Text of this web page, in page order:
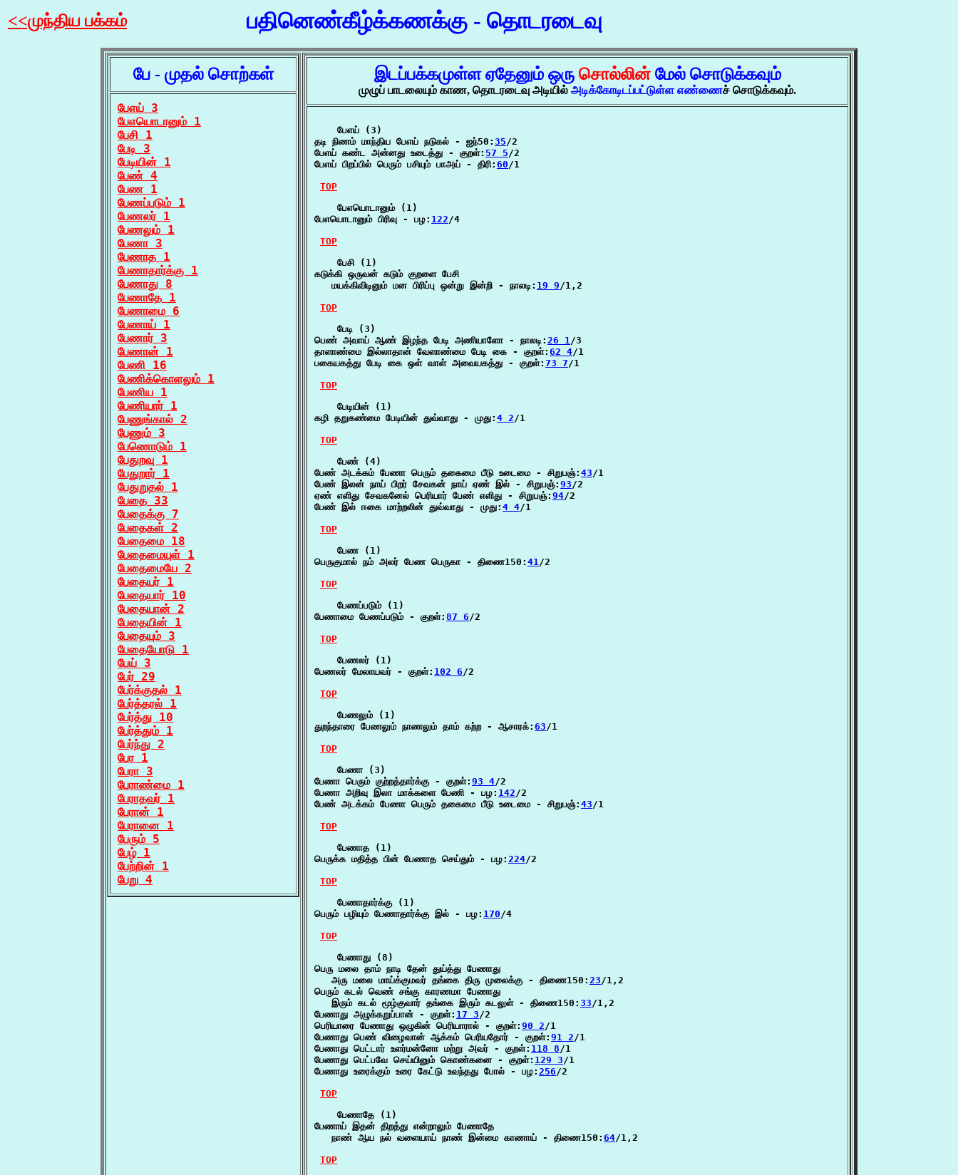
<<முந்திய பக்கம் பதினெண்கீழ்க்கணக்கு - தொடரடைவு
பே - முதல் சொற்கள்
பேஎய் 3
பேஎயொடானும் 1
பேசி 1
பேடி 3
பேடியின் 1
பேண் 4
பேண 1
பேணப்படும் 1
பேணலர் 1
பேணலும் 1
பேணா 3
பேணாத 1
பேணாதார்க்கு 1
பேணாது 8
பேணாதே 1
பேணாமை 6
பேணாய் 1
பேணார் 3
பேணான் 1
பேணி 16
பேணிக்கொளலும் 1
பேணிய 1
பேணியார் 1
பேணுங்கால் 2
பேணும் 3
பேணொடும் 1
பேதுறவு 1
பேதுறார் 1
பேதுறுதல் 1
பேதை 33
பேதைக்கு 7
பேதைகள் 2
பேதைமை 18
பேதைமையுள் 1
பேதைமையே 2
பேதையர் 1
பேதையார் 10
பேதையான் 2
பேதையின் 1
பேதையும் 3
பேதையோடு 1
பேய் 3
பேர் 29
பேர்க்குதல் 1
பேர்த்தரல் 1
பேர்த்து 10
பேர்த்தும் 1
பேர்ந்து 2
பேர 1
பேரா 3
பேராண்மை 1
பேராதவர் 1
பேரான் 1
பேரானை 1
பேரும் 5
பேழ் 1
பேற்றின் 1
பேறு 4
இடப்பக்கமுள்ள ஏதேனும் ஒரு சொல்லின்மேல் சொடுக்கவும்
முழுப் பாடலையும் காண, தொடரடைவு அடியில் அடிக்கோடிடப்பட்டுள்ள எண்ணைச் சொடுக்கவும்.
    பேஎய் (3)
தடி நிணம் மாந்திய பேஎய் நடுகல் - ஐந்50: 35/2
பேஎய் கண்ட அன்னது உடைத்து - குறள்: 57 5/2
பேஎய் பிறப்பில் பெரும் பசியும் பாஅய் - திரி: 60/1
TOP
    பேஎயொடானும் (1)
பேஎயொடானும் பிரிவு - பழ: 122/4
TOP
    பேசி (1)
கடுக்கி ஒருவன் கடும் குறளை பேசி
   மயக்கிவிடினும் மன பிரிப்பு ஒன்று இன்றி - நாலடி:
19 9/1,2
TOP
    பேடி (3)
பெண் அவாய் ஆண் இழந்த பேடி அணியாளோ - நாலடி: 26 1/3
தாளாண்மை இல்லாதான் வேளாண்மை பேடி கை - குறள்: 62 4/1
பகையகத்து பேடி கை ஒள் வாள் அவையகத்து - குறள்: 73 7/1
TOP
    பேடியின் (1)
கழி தறுகண்மை பேடியின் துவ்வாது - முது: 4 2/1
TOP
    பேண் (4)
பேண் அடக்கம் பேணா பெரும் தகைமை பீடு உடைமை - சிறுபஞ்: 43/1
பேண் இலன் நாய் பிறர் சேவகன் நாய் ஏண் இல் - சிறுபஞ்: 93/2
ஏண் எளிது சேவகனேல் பெரியார் பேண் எளிது - சிறுபஞ்: 94/2
பேண் இல் ஈகை மாற்றலின் துவ்வாது - முது: 4 4/1
TOP
    பேண (1)
பெருகுமால் நம் அலர் பேண பெருகா - திணை150: 41/2
TOP
    பேணப்படும் (1)
பேணாமை பேணப்படும் - குறள்: 87 6/2
TOP
    பேணலர் (1)
பேணலர் மேலாயவர் - குறள்: 102 6/2
TOP
    பேணலும் (1)
துறந்தாரை பேணலும் நாணலும் தாம் கற்ற - ஆசாரக்: 63/1
TOP
    பேணா (3)
பேணா பெரும் குற்றத்தார்க்கு - குறள்: 93 4/2
பேணா அறிவு இலா மாக்களை பேணி - பழ: 142/2
பேண் அடக்கம் பேணா பெரும் தகைமை பீடு உடைமை - சிறுபஞ்: 43/1
TOP
    பேணாத (1)
பெருக்க மதித்த பின் பேணாத செய்தும் - பழ: 224/2
TOP
    பேணாதார்க்கு (1)
பெரும் பழியும் பேணாதார்க்கு இல் - பழ: 170/4
TOP
    பேணாது (8)
பெரு மலை தாம் நாடி தேன் துய்த்து பேணாது
   அரு மலை மாய்க்குமவர் தங்கை திரு முலைக்கு - திணை150:
23/1,2
பெரும் கடல் வெண் சங்கு காரணமா பேணாது
   இரும் கடல் மூழ்குவார் தங்கை இரும் கடலுள் - திணை150:
33/1,2
பேணாது அழுக்கறுப்பான் - குறள்: 17 3/2
பெரியாரை பேணாது ஒழுகின் பெரியாரால் - குறள்: 90 2/1
பேணாது பெண் விழைவான் ஆக்கம் பெரியதோர் - குறள்: 91 2/1
பேணாது பெட்டார் உளர்மன்னோ மற்று அவர் - குறள்: 118 8/1
பேணாது பெட்பவே செய்யினும் கொண்கனை - குறள்: 129 3/1
பேணாது உரைக்கும் உரை கேட்டு உவந்தது போல் - பழ: 256/2
TOP
    பேணாதே (1)
பேணாய் இதன் திறத்து என்றாலும் பேணாதே
   நாண் ஆய நல் வளையாய் நாண் இன்மை காணாய் - திணை150:
64/1,2
TOP